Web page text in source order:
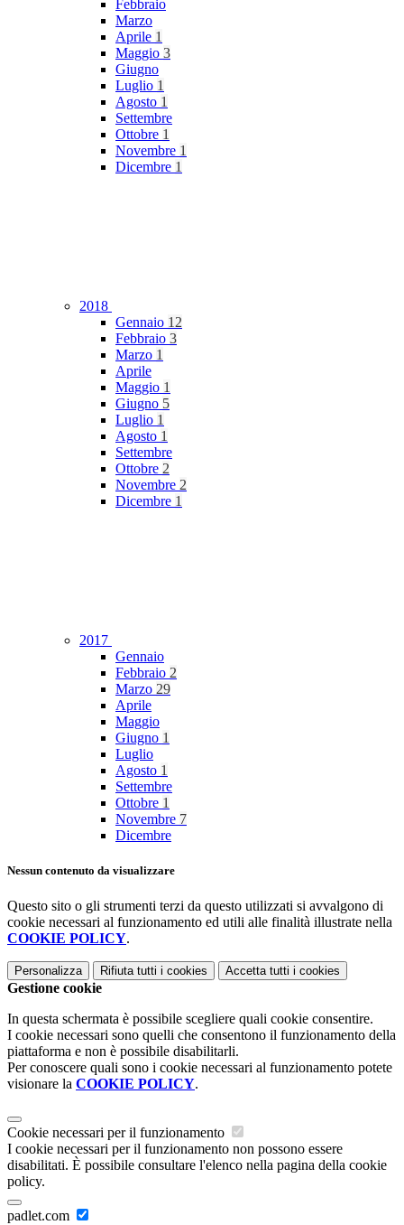
Febbraio
Marzo
Aprile 1
Maggio 3
Giugno
Luglio 1
Agosto 1
Settembre
Ottobre 1
Novembre 1
Dicembre 1
2018
Gennaio 12
Febbraio 3
Marzo 1
Aprile
Maggio 1
Giugno 5
Luglio 1
Agosto 1
Settembre
Ottobre 2
Novembre 2
Dicembre 1
2017
Gennaio
Febbraio 2
Marzo 29
Aprile
Maggio
Giugno 1
Luglio
Agosto 1
Settembre
Ottobre 1
Novembre 7
Dicembre
Nessun contenuto da visualizzare
Questo sito o gli strumenti terzi da questo utilizzati si avvalgono di
cookie necessari al funzionamento ed utili alle finalità illustrate nella
COOKIE POLICY.
Personalizza Rifiuta tutti i cookies Accetta tutti i cookies
Gestione cookie
In questa schermata è possibile scegliere quali cookie consentire.
I cookie necessari sono quelli che consentono il funzionamento della
piattaforma e non è possibile disabilitarli.
Per conoscere quali sono i cookie necessari al funzionamento potete
visionare la COOKIE POLICY.
Cookie necessari per il funzionamento
I cookie necessari per il funzionamento non possono essere
disabilitati. È possibile consultare l'elenco nella pagina della cookie
policy.
padlet.com